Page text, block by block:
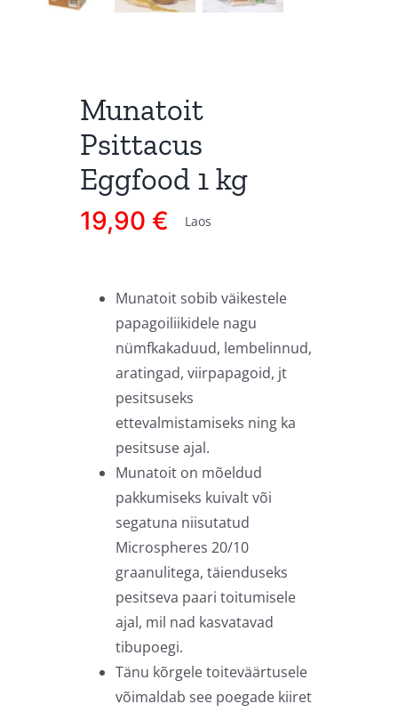
Munatoit
Psittacus
Eggfood 1 kg
19,90 € Laos
Munatoit sobib väikestele
papagoiliikidele nagu
nümfkakaduud, lembelinnud,
aratingad, viirpapagoid, jt
pesitsuseks
ettevalmistamiseks ning ka
pesitsuse ajal.
Munatoit on mõeldud
pakkumiseks kuivalt või
segatuna niisutatud
Microspheres 20/10
graanulitega, täienduseks
pesitseva paari toitumisele
ajal, mil nad kasvatavad
tibupoegi.
Tänu kõrgele toiteväärtusele
võimaldab see poegade kiiret